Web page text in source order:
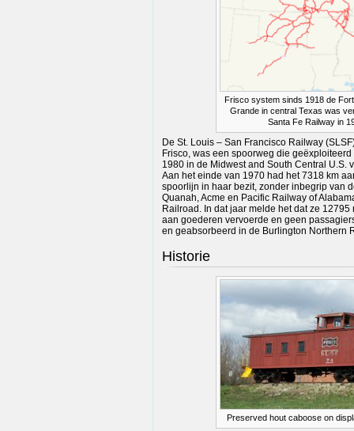
Frisco system sinds 1918 de
Grande in central Texas was
Santa Fe Railway in
De St. Louis – San Francisco Railway
Frisco, was een spoorweg die
1980 in de Midwest and South Central U.S.
Aan het einde van 1970 had het 7318 km
spoorlijn in haar bezit, zonder inbegrip van
Quanah, Acme en Pacific Railway of
Railroad. In dat jaar melde het dat ze
aan goederen vervoerde en geen
en geabsorbeerd in de Burlington Northern
Historie
Preserved hout caboose on